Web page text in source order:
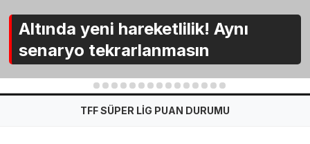
Altında yeni hareketlilik! Aynı
senaryo tekrarlanmasın
2 3 4 5 6 7 8 9 10 11 12 13 14 15
TFF SÜPER LİG PUAN DURUMU